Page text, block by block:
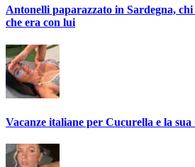
Antonelli paparazzato in Sardegna, chi
che era con lui
Vacanze italiane per Cucurella e la